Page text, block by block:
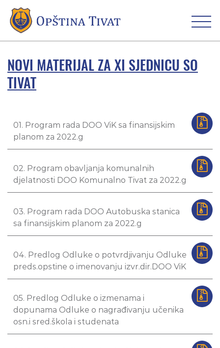
NOVI MATERIJAL ZA XI SJEDNICU SO
TIVAT
01. Program rada DOO ViK sa finansijskim
planom za 2022.g
02. Program obavljanja komunalnih
djelatnosti DOO Komunalno Tivat za 2022.g
03. Program rada DOO Autobuska stanica
sa finansijskim planom za 2022.g
04. Predlog Odluke o potvrdjivanju Odluke
preds.opstine o imenovanju izvr.dir.DOO ViK
05. Predlog Odluke o izmenama i
dopunama Odluke o nagrađivanju učenika
osn.i sred.škola i studenata